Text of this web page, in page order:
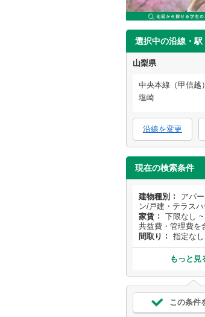
選択中の沿線・駅
山梨県
中央本線（甲信越）
塩崎
沿線を変更
現在の検索条件
建物種別
アパ
ン/戸建・テラスハ
家賃
下限なし
共益費・管理費を
間取り
指定なし
もっと見
この条件